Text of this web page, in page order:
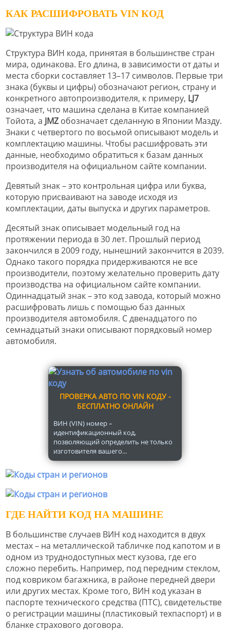
КАК РАСШИФРОВАТЬ VIN КОД
Структура ВИН кода, принятая в большинстве стран
мира, одинакова. Его длина, в зависимости от даты и
места сборки составляет 13–17 символов. Первые три
знака (буквы и цифры) обозначают регион, страну и
конкретного автопроизводителя, к примеру, LJ7
означает, что машина сделана в Китае компанией
Тойота, а JMZобозначает сделанную в Японии Мазду.
Знаки с четвертого по восьмой описывают модель и
комплектацию машины. Чтобы расшифровать эти
данные, необходимо обратиться к базам данных
производителя на официальном сайте компании.
Девятый знак – это контрольная цифра или буква,
которую присваивают на заводе исходя из
комплектации, даты выпуска и других параметров.
Десятый знак описывает модельный год на
протяжении периода в 30 лет. Прошлый период
закончился в 2009 году, нынешний закончится в 2039.
Однако такого порядка придерживаются не все
производители, поэтому желательно проверить дату
производства на официальном сайте компании.
Одиннадцатый знак – это код завода, который можно
расшифровать лишь с помощью баз данных
производителя автомобиля. С двенадцатого по
семнадцатый знаки описывают порядковый номер
автомобиля.
ПРОВЕРКА АВТО ПО VIN КОДУ -
БЕСПЛАТНО ОНЛАЙН
ВИН (VIN) номер –
идентификационный код,
позволяющий определить не только
изготовителя вашего...
ГДЕ НАЙТИ КОД НА МАШИНЕ
В большинстве случаев ВИН код находится в двух
местах – на металлической табличке под капотом и в
одном из труднодоступных мест кузова, где его
сложно перебить. Например, под передним стеклом,
под ковриком багажника, в районе передней двери
или других местах. Кроме того, ВИН код указан в
паспорте технического средства (ПТС), свидетельстве
о регистрации машины (пластиковый техпаспорт) и в
бланке страхового договора.